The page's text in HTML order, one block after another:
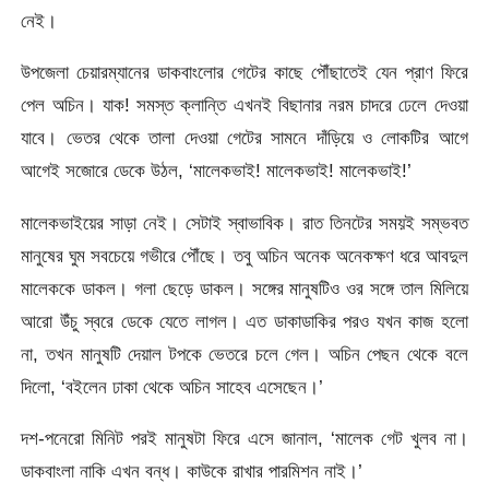
নেই।
উপজেলা চেয়ারম্যানের ডাকবাংলোর গেটের কাছে পৌঁছাতেই যেন প্রাণ ফিরে
পেল অচিন। যাক! সমস্ত ক্লান্তি এখনই বিছানার নরম চাদরে ঢেলে দেওয়া
যাবে। ভেতর থেকে তালা দেওয়া গেটের সামনে দাঁড়িয়ে ও লোকটির আগে
আগেই সজোরে ডেকে উঠল, ‘মালেকভাই! মালেকভাই! মালেকভাই!’
মালেকভাইয়ের সাড়া নেই। সেটাই স্বাভাবিক। রাত তিনটের সময়ই সম্ভবত
মানুষের ঘুম সবচেয়ে গভীরে পৌঁছে। তবু অচিন অনেক অনেকক্ষণ ধরে আবদুল
মালেককে ডাকল। গলা ছেড়ে ডাকল। সঙ্গের মানুষটিও ওর সঙ্গে তাল মিলিয়ে
আরো উঁচু স্বরে ডেকে যেতে লাগল। এত ডাকাডাকির পরও যখন কাজ হলো
না, তখন মানুষটি দেয়াল টপকে ভেতরে চলে গেল। অচিন পেছন থেকে বলে
দিলো, ‘বইলেন ঢাকা থেকে অচিন সাহেব এসেছেন।’
দশ-পনেরো মিনিট পরই মানুষটা ফিরে এসে জানাল, ‘মালেক গেট খুলব না।
ডাকবাংলা নাকি এখন বন্ধ। কাউকে রাখার পারমিশন নাই।’